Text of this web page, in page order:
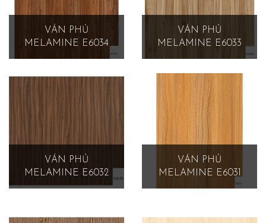
VÁN PHỦ
MELAMINE E6034
VÁN PHỦ
MELAMINE E6033
VÁN PHỦ
MELAMINE E6032
VÁN PHỦ
MELAMINE E6031